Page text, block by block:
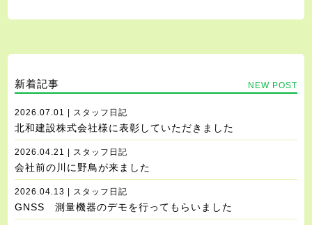
新着記事 NEW POST
2026.07.01 | スタッフ日記
北和建設株式会社様に表彰していただきました
2026.04.21 | スタッフ日記
会社前の川に野鳥が来ました
2026.04.13 | スタッフ日記
GNSS 測量機器のデモを行ってもらいました